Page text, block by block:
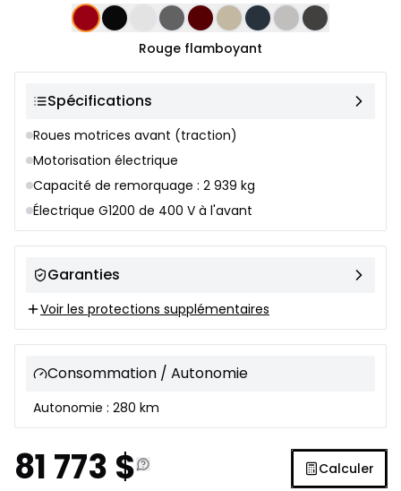
Sélection de couleur
Rouge flamboyant
Spécifications
Roues motrices avant (traction)
Motorisation électrique
Capacité de remorquage : 2 939 kg
Électrique G1200 de 400 V à l'avant
Garanties
Voir les protections supplémentaires
Consommation / Autonomie
Autonomie : 280 km
81 773 $ Calculer